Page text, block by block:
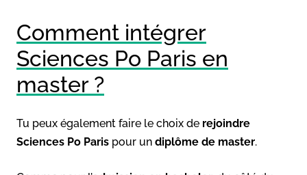
Comment intégrer
Sciences Po Paris en
master ?
Tu peux également faire le choix de rejoindre
Sciences Po Paris pour un diplôme de master.